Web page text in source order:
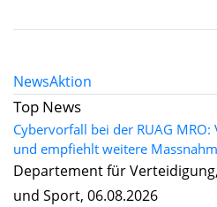
NewsAktion
Top News
Cybervorfall bei der RUAG MRO:
und empfiehlt weitere
Departement für
und Sport, 06.08.2026